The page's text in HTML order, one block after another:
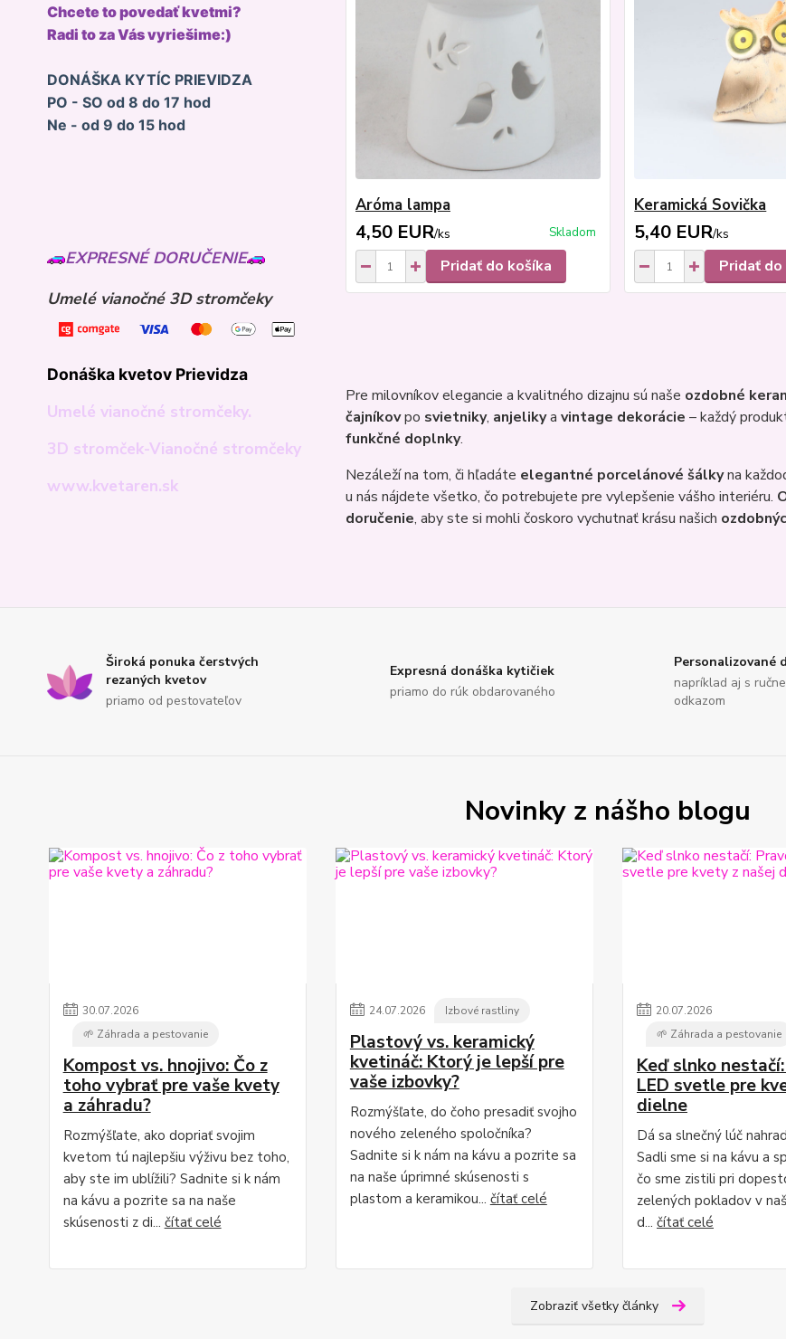
Chcete to povedať kvetmi?
Radi to za Vás vyriešime:)
DONÁŠKA KYTÍC PRIEVIDZA
PO - SO od 8 do 17 hod
Ne - od 9 do 15 hod
EXPRESNÉ DORUČENIE
Umelé vianočné 3D stromčeky
Donáška kvetov Prievidza
Umelé vianočné stromčeky.
3D stromček-Vianočné stromčeky
www.kvetaren.sk
Aróma lampa
4,50 EUR/ks Skladom
Pridať do košíka
Keramická Sovička
5,40 EUR/ks
Pridať do
Pre milovníkov elegancie a kvalitného dizajnu sú naše ozdobné
čajníkovpo svietniky, anjelikya vintage dekorácie – každý
funkčné doplnky.
Nezáleží na tom, či hľadáte elegantné porcelánové šálkyna
u nás nájdete všetko, čo potrebujete pre vylepšenie vášho interiéru.
doručenie, aby ste si mohli čoskoro vychutnať krásu našich
Široká ponuka čerstvých
rezaných kvetov
priamo od pestovateľov
Expresná donáška kytičiek
priamo do rúk obdarovaného
Personalizované
napríklad aj s
odkazom
Novinky z nášho blogu
30.07.2026
🌱 Záhrada a pestovanie
Kompost vs. hnojivo: Čo z
toho vybrať pre vaše kvety
a záhradu?
Rozmýšľate, ako dopriať svojim
kvetom tú najlepšiu výživu bez toho,
aby ste im ublížili? Sadnite si k nám
na kávu a pozrite sa na naše
skúsenosti z di... čítať celé
24.07.2026 Izbové rastliny
Plastový vs. keramický
kvetináč: Ktorý je lepší pre
vaše izbovky?
Rozmýšľate, do čoho presadiť svojho
nového zeleného spoločníka?
Sadnite si k nám na kávu a pozrite sa
na naše úprimné skúsenosti s
plastom a keramikou... čítať celé
20.07.2026
🌱 Záhrada a pestovanie
Keď slnko
LED svetle pre
dielne
Dá sa slnečný lúč
Sadli sme si na kávu a
čo sme zistili pri
zelených pokladov v
d... čítať celé
Zobraziť všetky články